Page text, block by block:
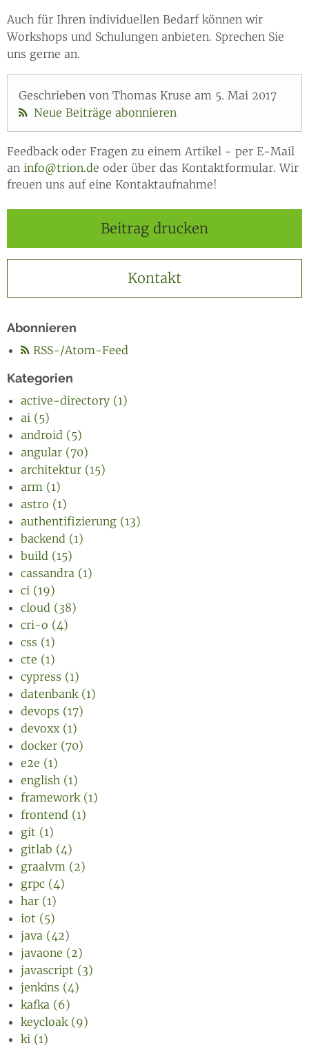
Auch für Ihren individuellen Bedarf können wir
Workshops und Schulungen anbieten. Sprechen Sie
uns gerne an.
Geschrieben von Thomas Kruse am 5. Mai 2017
Neue Beiträge abonnieren
Feedback oder Fragen zu einem Artikel - per E-Mail
an info@trion.de oder über das Kontaktformular. Wir
freuen uns auf eine Kontaktaufnahme!
Beitrag drucken
Kontakt
Abonnieren
RSS-/Atom-Feed
Kategorien
active-directory (1)
ai (5)
android (5)
angular (70)
architektur (15)
arm (1)
astro (1)
authentifizierung (13)
backend (1)
build (15)
cassandra (1)
ci (19)
cloud (38)
cri-o (4)
css (1)
cte (1)
cypress (1)
datenbank (1)
devops (17)
devoxx (1)
docker (70)
e2e (1)
english (1)
framework (1)
frontend (1)
git (1)
gitlab (4)
graalvm (2)
grpc (4)
har (1)
iot (5)
java (42)
javaone (2)
javascript (3)
jenkins (4)
kafka (6)
keycloak (9)
ki (1)